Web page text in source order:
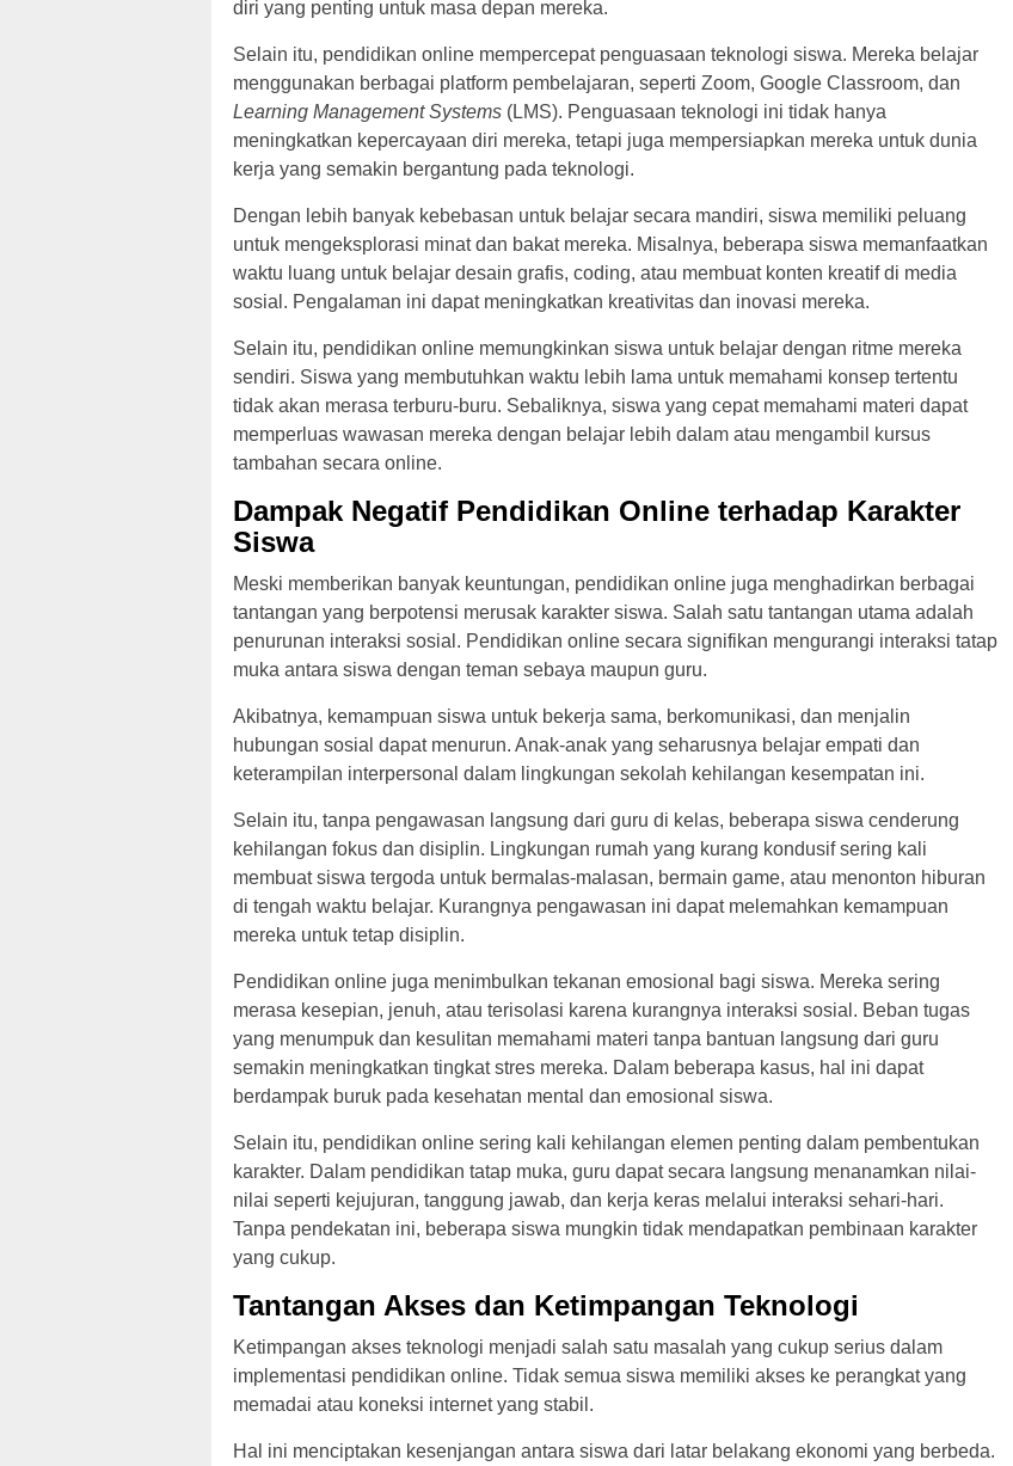
diri yang penting untuk masa depan mereka.
Selain itu, pendidikan online mempercepat penguasaan teknologi siswa. Mereka belajar
menggunakan berbagai platform pembelajaran, seperti Zoom, Google Classroom, dan
Learning Management Systems (LMS). Penguasaan teknologi ini tidak hanya
meningkatkan kepercayaan diri mereka, tetapi juga mempersiapkan mereka untuk dunia
kerja yang semakin bergantung pada teknologi.
Dengan lebih banyak kebebasan untuk belajar secara mandiri, siswa memiliki peluang
untuk mengeksplorasi minat dan bakat mereka. Misalnya, beberapa siswa memanfaatkan
waktu luang untuk belajar desain grafis, coding, atau membuat konten kreatif di media
sosial. Pengalaman ini dapat meningkatkan kreativitas dan inovasi mereka.
Selain itu, pendidikan online memungkinkan siswa untuk belajar dengan ritme mereka
sendiri. Siswa yang membutuhkan waktu lebih lama untuk memahami konsep tertentu
tidak akan merasa terburu-buru. Sebaliknya, siswa yang cepat memahami materi dapat
memperluas wawasan mereka dengan belajar lebih dalam atau mengambil kursus
tambahan secara online.
Dampak Negatif Pendidikan Online terhadap Karakter
Siswa
Meski memberikan banyak keuntungan, pendidikan online juga menghadirkan berbagai
tantangan yang berpotensi merusak karakter siswa. Salah satu tantangan utama adalah
penurunan interaksi sosial. Pendidikan online secara signifikan mengurangi interaksi tatap
muka antara siswa dengan teman sebaya maupun guru.
Akibatnya, kemampuan siswa untuk bekerja sama, berkomunikasi, dan menjalin
hubungan sosial dapat menurun. Anak-anak yang seharusnya belajar empati dan
keterampilan interpersonal dalam lingkungan sekolah kehilangan kesempatan ini.
Selain itu, tanpa pengawasan langsung dari guru di kelas, beberapa siswa cenderung
kehilangan fokus dan disiplin. Lingkungan rumah yang kurang kondusif sering kali
membuat siswa tergoda untuk bermalas-malasan, bermain game, atau menonton hiburan
di tengah waktu belajar. Kurangnya pengawasan ini dapat melemahkan kemampuan
mereka untuk tetap disiplin.
Pendidikan online juga menimbulkan tekanan emosional bagi siswa. Mereka sering
merasa kesepian, jenuh, atau terisolasi karena kurangnya interaksi sosial. Beban tugas
yang menumpuk dan kesulitan memahami materi tanpa bantuan langsung dari guru
semakin meningkatkan tingkat stres mereka. Dalam beberapa kasus, hal ini dapat
berdampak buruk pada kesehatan mental dan emosional siswa.
Selain itu, pendidikan online sering kali kehilangan elemen penting dalam pembentukan
karakter. Dalam pendidikan tatap muka, guru dapat secara langsung menanamkan nilai-
nilai seperti kejujuran, tanggung jawab, dan kerja keras melalui interaksi sehari-hari.
Tanpa pendekatan ini, beberapa siswa mungkin tidak mendapatkan pembinaan karakter
yang cukup.
Tantangan Akses dan Ketimpangan Teknologi
Ketimpangan akses teknologi menjadi salah satu masalah yang cukup serius dalam
implementasi pendidikan online. Tidak semua siswa memiliki akses ke perangkat yang
memadai atau koneksi internet yang stabil.
Hal ini menciptakan kesenjangan antara siswa dari latar belakang ekonomi yang berbeda.